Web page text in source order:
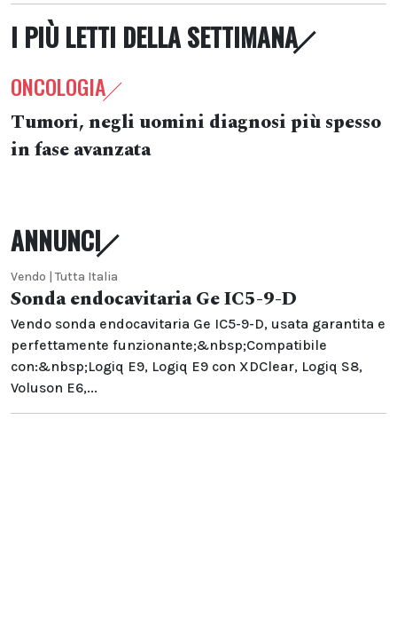
I PIÙ LETTI DELLA SETTIMANA
ONCOLOGIA
Tumori, negli uomini diagnosi più spesso
in fase avanzata
ANNUNCI
Vendo | Tutta Italia
Sonda endocavitaria Ge IC5-9-D
Vendo sonda endocavitaria Ge IC5-9-D, usata garantita e
perfettamente funzionante;&nbsp;Compatibile
con:&nbsp;Logiq E9, Logiq E9 con XDClear, Logiq S8,
Voluson E6,...